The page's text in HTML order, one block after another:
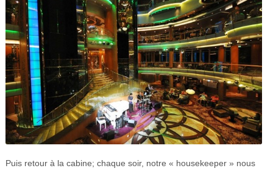
Puis retour à la cabine; chaque soir, notre « housekeeper » nous